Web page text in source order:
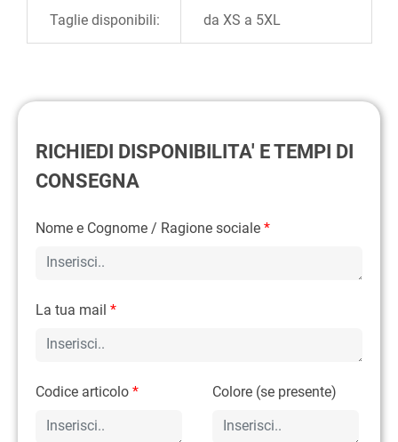
Taglie disponibili: da XS a 5XL
RICHIEDI DISPONIBILITA' E TEMPI DI
CONSEGNA
Nome e Cognome / Ragione sociale *
La tua mail *
Codice articolo * Colore (se presente)